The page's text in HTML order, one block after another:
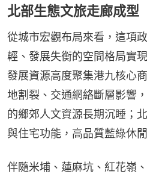
北部生態文旅走廊成型
從城市宏觀布局來看，這項
輕、發展失衡的空間格局實
發展資源高度聚集港九核心
地割裂、交通網絡斷層影響
的鄉郊人文資源長期沉睡；
與住宅功能，高品質藍綠休
伴隨米埔、蓮麻坑、紅花嶺